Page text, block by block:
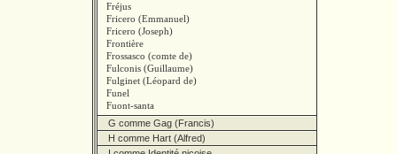
Fréjus
Fricero (Emmanuel)
Fricero (Joseph)
Frontière
Frossasco (comte de)
Fulconis (Guillaume)
Fulginet (Léopard de)
Funel
Fuont-santa
G comme Gag (Francis)
H comme Hart (Alfred)